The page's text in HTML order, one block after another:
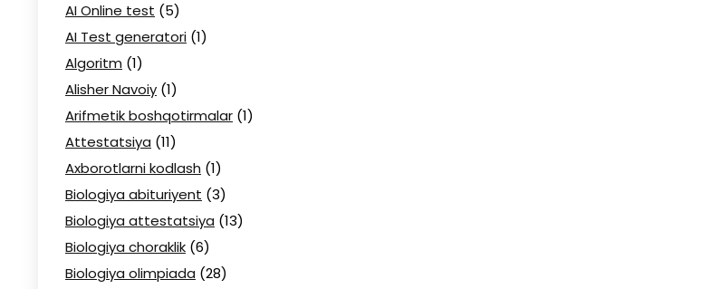
AI Online test (5)
AI Test generatori (1)
Algoritm (1)
Alisher Navoiy (1)
Arifmetik boshqotirmalar (1)
Attestatsiya (11)
Axborotlarni kodlash (1)
Biologiya abituriyent (3)
Biologiya attestatsiya (13)
Biologiya choraklik (6)
Biologiya olimpiada (28)